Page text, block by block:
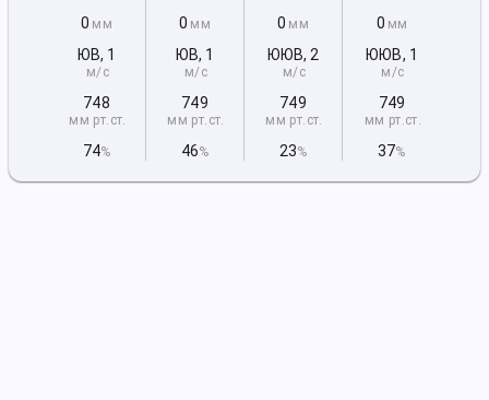
0 мм
ЮВ, 1
м/с
748
мм рт.ст.
74%
0 мм
ЮВ, 1
м/с
749
мм рт.ст.
46%
0 мм
ЮЮВ, 2
м/с
749
мм рт.ст.
23%
0 мм
ЮЮВ, 1
м/с
749
мм рт.ст.
37%